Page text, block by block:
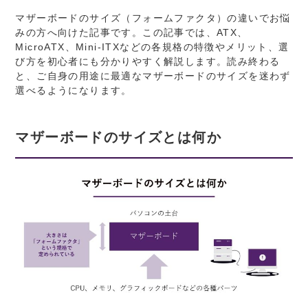
マザーボードのサイズ（フォームファクタ）の違いでお悩
みの方へ向けた記事です。この記事では、ATX、
MicroATX、Mini-ITXなどの各規格の特徴やメリット、選
び方を初心者にも分かりやすく解説します。読み終わる
と、ご自身の用途に最適なマザーボードのサイズを迷わず
選べるようになります。
マザーボードのサイズとは何か